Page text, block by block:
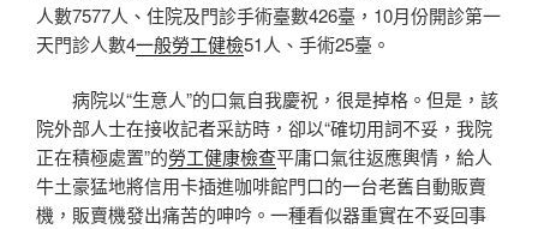
人數7577人、住院及門診手術臺數426臺，10月份開診第一
天門診人數4一般勞工健檢51人、手術25臺。
病院以“生意人”的口氣自我慶祝，很是掉格。但是，該
院外部人士在接收記者采訪時，卻以“確切用詞不妥，我院
正在積極處置”的勞工健康檢查平庸口氣往返應輿情，給人
牛土豪猛地將信用卡插進咖啡館門口的一台老舊自動販賣
機，販賣機發出痛苦的呻吟。一種看似器重實在不妥回事